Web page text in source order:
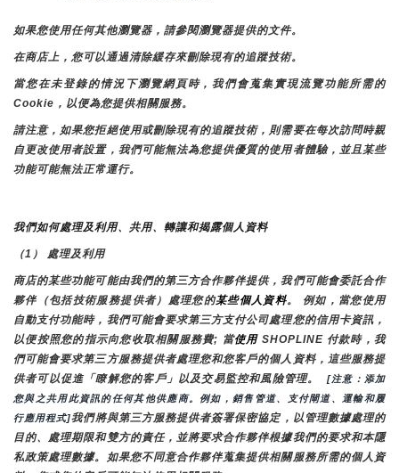
如果您使用任何其他瀏覽器，請參閱瀏覽器提供的文件。
在商店上，您可以通過清除緩存來刪除現有的追蹤技術。
當您在未登錄的情況下瀏覽網頁時，我們會蒐集實現流覽功能所需的
Cookie，以便為您提供相關服務。
請注意，如果您拒絕使用或刪除現有的追蹤技術，則需要在每次訪問時親
自更改使用者設置，我們可能無法為您提供優質的使用者體驗，並且某些
功能可能無法正常運行。
我們如何處理及利用、共用、轉讓和揭露個人資料
（1） 處理及利用
商店的某些功能可能由我們的第三方合作夥伴提供，我們可能會委託合作
夥伴（包括技術服務提供者）處理您的某些個人資料。 例如，當您使用
自動支付功能時，我們可能會要求第三方支付公司處理您的信用卡資訊，
以便按照您的指示向您收取相關服務費; 當使用 SHOPLINE 付款時，我
們可能會要求第三方服務提供者處理您和您客戶的個人資料，這些服務提
供者可以促進「瞭解您的客戶」以及交易監控和風險管理。
[注意：添加
您與之共用此資訊的任何其他供應商。例如，銷售管道、支付閘道、運輸和履
行應用程式]我們將與第三方服務提供者簽署保密協定，以管理數據處理的
目的、處理期限和雙方的責任，並將要求合作夥伴根據我們的要求和本隱
私政策處理數據。如果您不同意合作夥伴蒐集提供相關服務所需的個人資